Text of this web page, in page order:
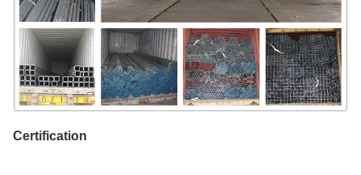
Certification